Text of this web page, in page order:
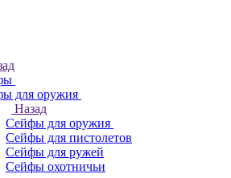
для оружия
Назад
Cейфы для оружия
Сейфы для пистолетов
Сейфы для ружей
Сейфы охотничьи